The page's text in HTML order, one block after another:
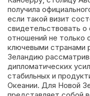
получила
если такой визит
свидетельствовать
отношений не только
ключевыми странами
Зеландию
дипломатических
стабильных и
Океании. Для Новой